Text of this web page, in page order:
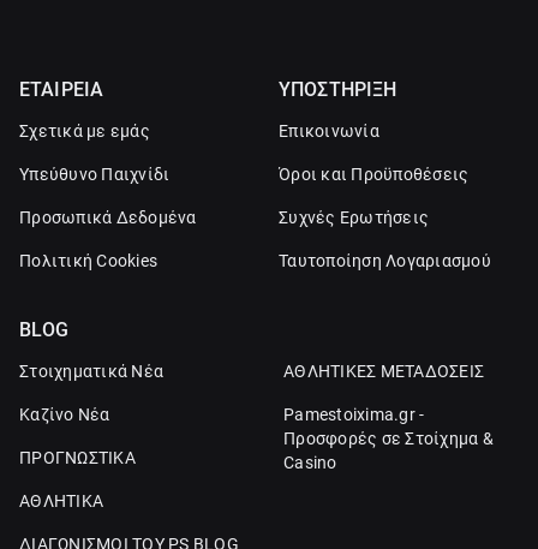
ΕΤΑΙΡΕΙΑ
Σχετικά με εμάς
Υπεύθυνο Παιχνίδι
Προσωπικά Δεδομένα
Πολιτική Cookies
ΥΠΟΣΤΗΡΙΞΗ
Επικοινωνία
Όροι και Προϋποθέσεις
Συχνές Ερωτήσεις
Ταυτοποίηση Λογαριασμού
BLOG
Στοιχηματικά Νέα
Καζίνο Νέα
ΠΡΟΓΝΩΣΤΙΚΑ
ΑΘΛΗΤΙΚΑ
ΔΙΑΓΩΝΙΣΜΟΙ ΤΟΥ PS BLOG
ΑΘΛΗΤΙΚΕΣ ΜΕΤΑΔΟΣΕΙΣ
Pamestoixima.gr -
Προσφορές σε Στοίχημα &
Casino